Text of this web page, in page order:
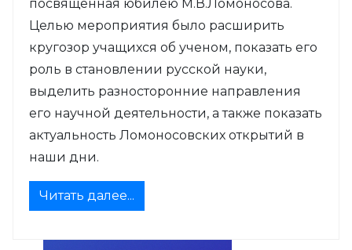
посвященная юбилею М.В.Ломоносова.
Целью мероприятия было расширить
кругозор учащихся об ученом, показать его
роль в становлении русской науки,
выделить разносторонние направления
его научной деятельности, а также показать
актуальность Ломоносовских открытий в
наши дни.
Читать далее...